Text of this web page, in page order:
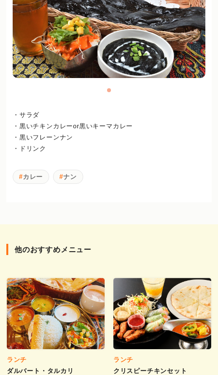
・サラダ
・黒いチキンカレーor黒いキーマカレー
・黒いフレーンナン
・ドリンク
カレー ナン
他のおすすめメニュー
ランチ
ダルバート・タルカリ
ランチ
クリスピーチキンセット